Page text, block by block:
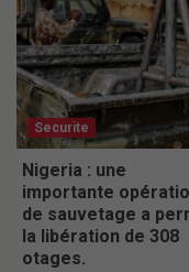
Securite
Nigeria : une
importante
de sauvetage a
la libération de 308
otages.